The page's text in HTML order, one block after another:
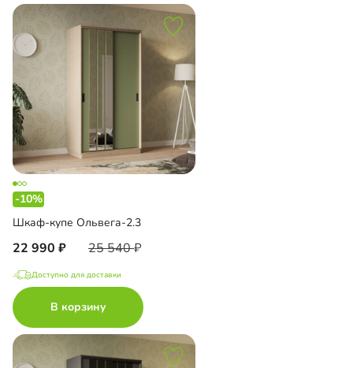
-10%
Шкаф-купе Ольвега-2.3
22 990 25 540
Доступно для доставки
В корзину